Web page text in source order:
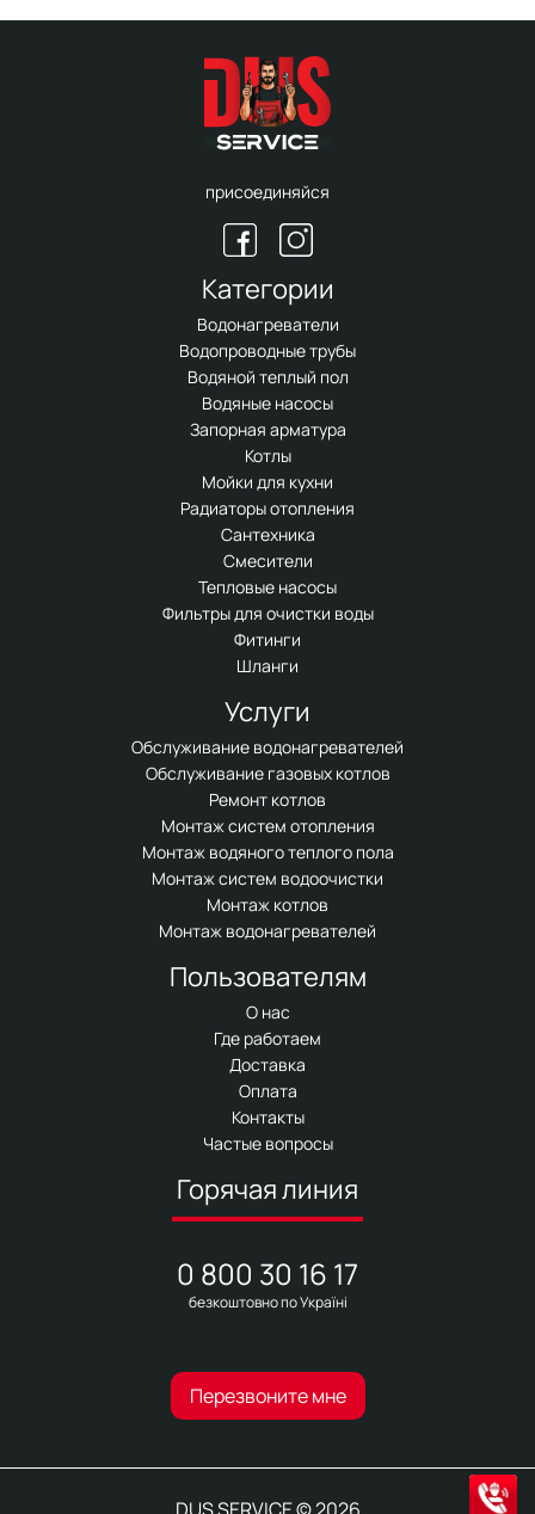
присоединяйся
Категории
Водонагреватели
Водопроводные трубы
Водяной теплый пол
Водяные насосы
Запорная арматура
Котлы
Мойки для кухни
Радиаторы отопления
Сантехника
Смесители
Тепловые насосы
Фильтры для очистки воды
Фитинги
Шланги
Услуги
Обслуживание водонагревателей
Обслуживание газовых котлов
Ремонт котлов
Монтаж систем отопления
Монтаж водяного теплого пола
Монтаж систем водоочистки
Монтаж котлов
Монтаж водонагревателей
Пользователям
О нас
Где работаем
Доставка
Оплата
Контакты
Частые вопросы
Горячая линия
0 800 30 16 17
безкоштовно по Україні
Перезвоните мне